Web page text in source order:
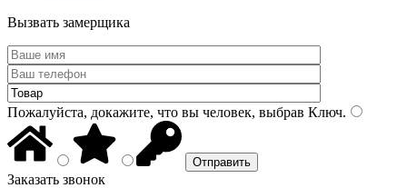
Вызвать замерщика
Пожалуйста, докажите, что вы человек, выбрав Ключ.
Заказать звонок